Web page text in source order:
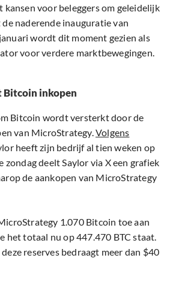
voor beleggers om geleidelijk
naderende inauguratie van
wordt dit moment gezien als
voor verdere marktbewegingen.
inkopen
Bitcoin wordt versterkt door de
van MicroStrategy.Volgens
heeft zijn bedrijf al tien weken op
zondag deelt Saylor via X een grafiek
de aankopen van MicroStrategy
1.070 Bitcoin toe aan
het totaal nu op 447.470 BTC staat.
reserves bedraagt meer dan $40